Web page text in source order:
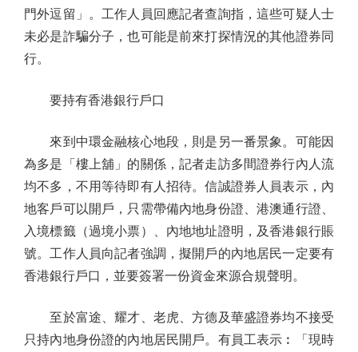
門外逗留」。工作人員回應記者查詢指，這些可疑人士
未必是詐騙分子，也可能是前來打探情況的其他證券同
行。
要持有香港銀行戶口
來到中環金融核心地段，則是另一番景象。可能因
為多是「樓上舖」的關係，記者走訪多間證券行內人流
均不多，不用等待即有人招待。信誠證券人員表示，內
地客戶可以開戶，只需帶備內地身份證、港澳通行證、
入境標籤（過境小票）、內地地址證明，及香港銀行賬
號。工作人員向記者強調，擬開戶的內地居民一定要有
香港銀行戶口，並要簽署一份資金來源合規聲明。
至於富途、耀才、老虎、方德及華盛證券均不接受
只持內地身份證的內地居民開戶。有員工表示︰「現時